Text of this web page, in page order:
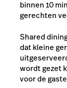
binnen 10
gerechten
Shared
dat kleine
wordt gezet
voor de